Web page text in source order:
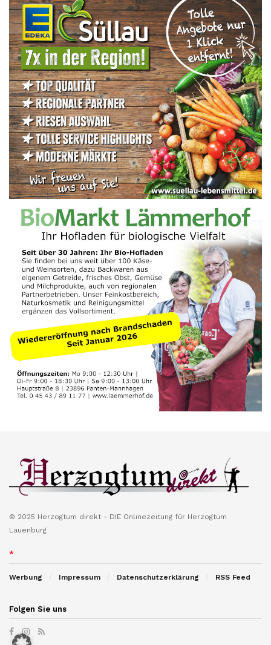
© 2025 Herzogtum direkt - DIE Onlinezeitung für Herzogtum
Lauenburg
*
Werbung Impressum Datenschutzerklärung RSS Feed
Folgen Sie uns